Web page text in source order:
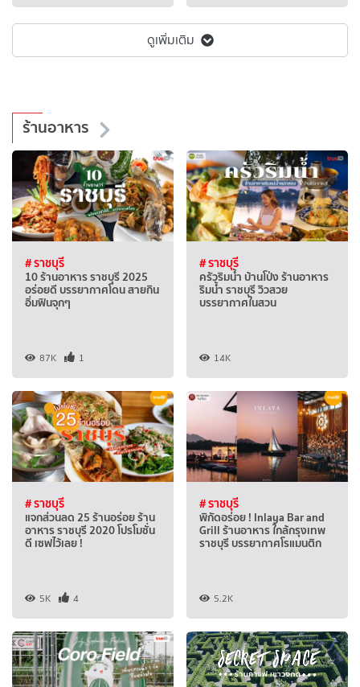
ดูเพิ่มเติม
ร้านอาหาร
# ราชบุรี
10 ร้านอาหาร ราชบุรี 2025
อร่อยดี บรรยากาศโดน สายกิน
อิ่มฟินจุกๆ
87K 1
# ราชบุรี
ครัวริมน้ำ บ้านโป่ง ร้านอาหาร
ริมน้ำ ราชบุรี วิวสวย
บรรยากาศในสวน
14K
# ราชบุรี
แจกส่วนลด 25 ร้านอร่อย ร้าน
อาหาร ราชบุรี 2020 โปรโมชั่น
ดี เซฟไว้เลย !
5K 4
# ราชบุรี
พิกัดอร่อย ! Inlaya Bar and
Grill ร้านอาหาร ใกล้กรุงเทพ
ราชบุรี บรรยากาศโรแมนติก
5.2K